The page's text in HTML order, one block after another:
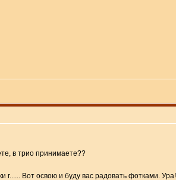
в трио принимаете??
Вот освою и буду вас радовать фотками.